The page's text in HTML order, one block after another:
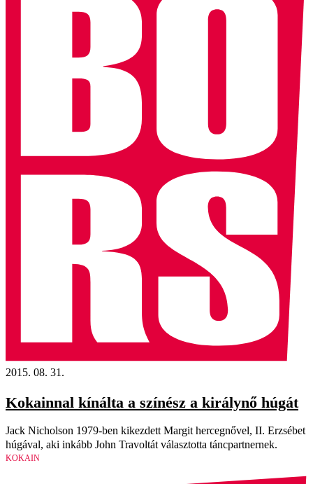
2015. 08. 31.
Kokainnal kínálta a színész a királynő húgát
Jack Nicholson 1979-ben kikezdett Margit hercegnővel, II. Erzsébet
húgával, aki inkább John Travoltát választotta táncpartnernek.
KOKAIN